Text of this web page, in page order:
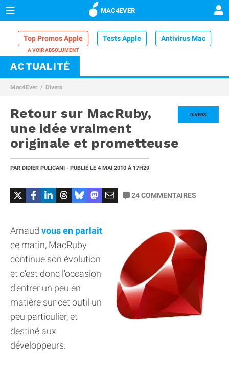
MAC4EVER
Top Promos Apple Tests Apple Antivirus Mac
VPN Mac
Comparatif iPhone
ACTUALITÉ
Mac4Ever Divers
DIVERS
Retour sur MacRuby,
une idée vraiment
originale et prometteuse
PAR DIDIER PULICANI - PUBLIÉ LE 4 MAI 2010 À 17H29
24COMMENTAIRES
Arnaud vous en parlait
ce matin, MacRuby
continue son évolution
et c'est donc l'occasion
d'entrer un peu en
matière sur cet outil un
peu particulier, et
destiné aux
développeurs.